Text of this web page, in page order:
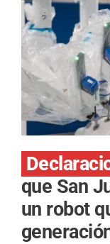
que San
un robot